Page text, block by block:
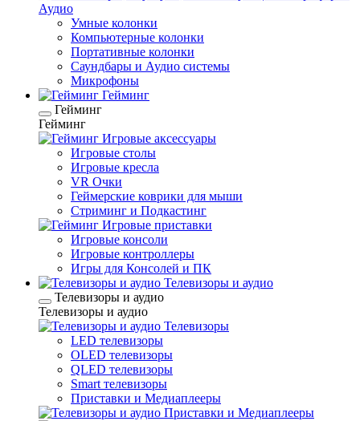
Аудио
Умные колонки
Компьютерные колонки
Портативные колонки
Саундбары и Аудио системы
Микрофоны
Гейминг
Гейминг
Гейминг
Игровые аксессуары
Игровые столы
Игровые кресла
VR Очки
Геймерские коврики для мыши
Стриминг и Подкастинг
Игровые приставки
Игровые консоли
Игровые контроллеры
Игры для Консолей и ПК
Телевизоры и аудио
Телевизоры и аудио
Телевизоры и аудио
Телевизоры
LED телевизоры
OLED телевизоры
QLED телевизоры
Smart телевизоры
Приставки и Медиаплееры
Приставки и Медиаплееры